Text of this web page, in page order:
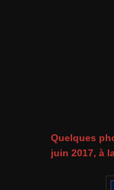
Quelques
juin 2017, à